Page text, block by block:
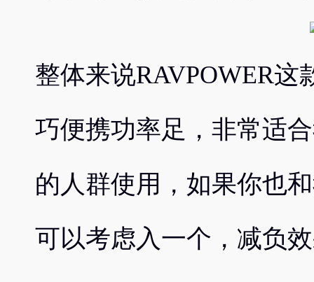
整体来说RAVPOWER
巧便携功率足，非常适
的人群使用，如果你也
可以考虑入一个，减负